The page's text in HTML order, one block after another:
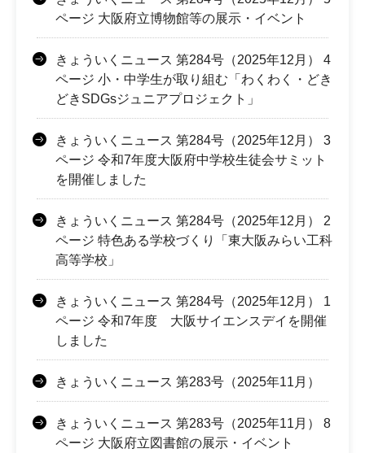
ページ 大阪府立博物館等の展示・イベント
きょういくニュース 第284号（2025年12月） 4
ページ 小・中学生が取り組む「わくわく・どき
どきSDGsジュニアプロジェクト」
きょういくニュース 第284号（2025年12月） 3
ページ 令和7年度大阪府中学校生徒会サミット
を開催しました
きょういくニュース 第284号（2025年12月） 2
ページ 特色ある学校づくり「東大阪みらい工科
高等学校」
きょういくニュース 第284号（2025年12月） 1
ページ 令和7年度 大阪サイエンスデイを開催
しました
きょういくニュース 第283号（2025年11月）
きょういくニュース 第283号（2025年11月） 8
ページ 大阪府立図書館の展示・イベント